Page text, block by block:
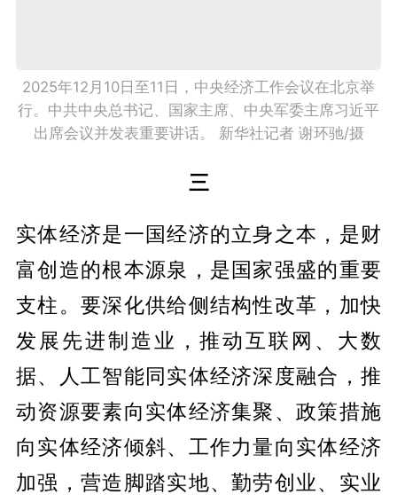
2025年12月10日至11日，中央经济工作会议在北京举
行。中共中央总书记、国家主席、中央军委主席习近平
出席会议并发表重要讲话。 新华社记者 谢环驰/摄
三
实体经济是一国经济的立身之本，是财
富创造的根本源泉，是国家强盛的重要
支柱。要深化供给侧结构性改革，加快
发展先进制造业，推动互联网、大数
据、人工智能同实体经济深度融合，推
动资源要素向实体经济集聚、政策措施
向实体经济倾斜、工作力量向实体经济
加强，营造脚踏实地、勤劳创业、实业